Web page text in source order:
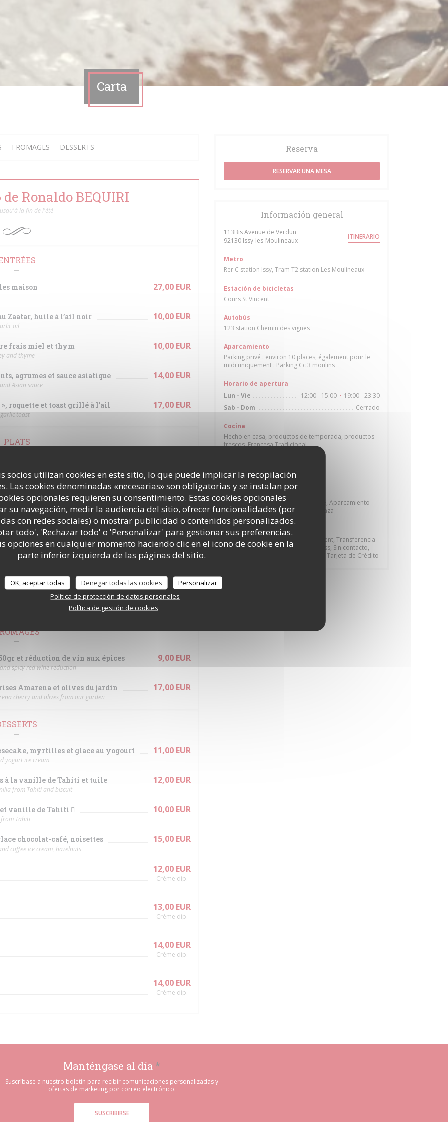
socios utilizan cookies en este sitio, lo que puede implicar la recopilación
Las cookies denominadas «necesarias» son obligatorias y se instalan por
opcionales requieren su consentimiento. Estas cookies opcionales
su navegación, medir la audiencia del sitio, ofrecer funcionalidades (por
con redes sociales) o mostrar publicidad o contenidos personalizados.
todo', 'Rechazar todo' o 'Personalizar' para gestionar sus preferencias.
opciones en cualquier momento haciendo clic en el icono de cookie en la
parte inferior izquierda de las páginas del sitio.
OK, aceptar todas Denegar todas las cookies
Personalizar
Política de protección de datos personales
Política de gestión de cookies
Carta
FROMAGES DESSERTS
Ronaldo BEQUIRI
la fin de l'été
maison 27,00 EUR
Zaatar, huile à l’ail noir 10,00 EUR
oil
frais miel et thym 10,00 EUR
and thyme
agrumes et sauce asiatique 14,00 EUR
Asian sauce
roquette et toast grillé à l’ail 17,00 EUR
toast
PLATS
l’oseille
vierge et menthe fraîche 27,00 EUR
and fresh mint
herbes, coulis de poivrons 24,00 EUR
sweet red pepper sauce
à la graisse de bœuf au paprika
28,00 EUR
with paprika - extra fries: 5€
20,00 EUR
et réduction de vin aux épices 9,00 EUR
spicy red wine reduction
Amarena et olives du jardin 17,00 EUR
cherry and olives from our garden
myrtilles et glace au yogourt 11,00 EUR
yogurt ice cream
à la vanille de Tahiti et tuile 12,00 EUR
from Tahiti and biscuit
vanille de Tahiti  10,00 EUR
Tahiti
chocolat-café, noisettes 15,00 EUR
coffee ice cream, hazelnuts
12,00 EUR
Crème dip.
13,00 EUR
Crème dip.
14,00 EUR
Crème dip.
14,00 EUR
Crème dip.
Reserva
RESERVAR UNA MESA
Información general
113Bis Avenue de Verdun
92130 Issy-les-Moulineaux((abre en una nueva ventana))
ITINERARIO
Metro
Rer C station Issy, Tram T2 station Les Moulineaux
Estación de bicicletas
Cours St Vincent
Autobús
123 station Chemin des vignes
Aparcamiento
Parking privé : environ 10 places, également pour le
midi uniquement : Parking Cc 3 moulins
Horario de apertura
Lun - Vie 12:00 - 15:00 • 19:00 - 23:30
Sab - Dom Cerrado
Cocina
Hecho en casa, productos de temporada, productos
frescos, Francesa Tradicional
Guinguette Parisienne
Servicios
Patio climatizado, Salón privatizable, Aparcamiento
Privado, Amplia gama de vino, Terraza
Métodos de pago
Amex, Apple Pay, Contactless Payment, Transferencia
bancaria, Cheques, American Express, Sin contacto,
Eurocard/Mastercard, Efectivo, Visa, Tarjeta de Crédito
Manténgase al día *
Suscríbase a nuestro boletín para recibir comunicaciones personalizadas y
ofertas de marketing por correo electrónico.
SUSCRIBIRSE